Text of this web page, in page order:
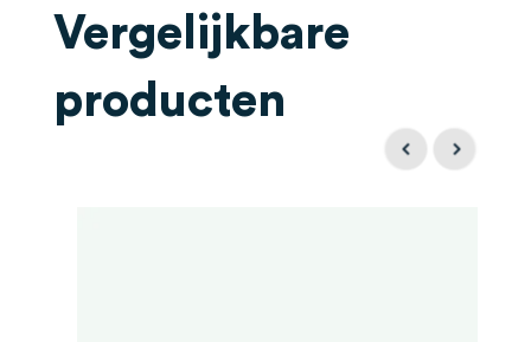
Vergelijkbare
producten